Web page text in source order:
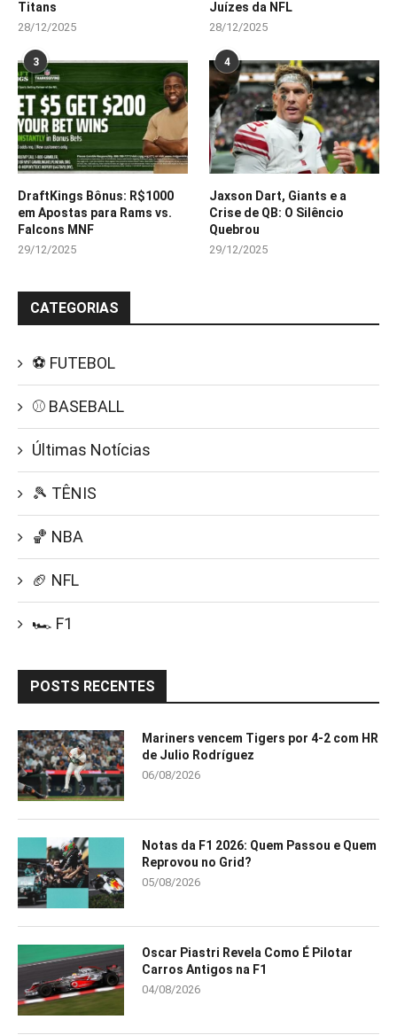
Titans
28/12/2025
Juízes da NFL
28/12/2025
3
DraftKings Bônus: R$1000
em Apostas para Rams vs.
Falcons MNF
29/12/2025
4
Jaxson Dart, Giants e a
Crise de QB: O Silêncio
Quebrou
29/12/2025
CATEGORIAS
⚽ FUTEBOL
⚾ BASEBALL
Últimas Notícias
🎾 TÊNIS
🏀 NBA
🏈 NFL
🏎️ F1
POSTS RECENTES
Mariners vencem Tigers por 4-2 com HR
de Julio Rodríguez
06/08/2026
Notas da F1 2026: Quem Passou e Quem
Reprovou no Grid?
05/08/2026
Oscar Piastri Revela Como É Pilotar
Carros Antigos na F1
04/08/2026